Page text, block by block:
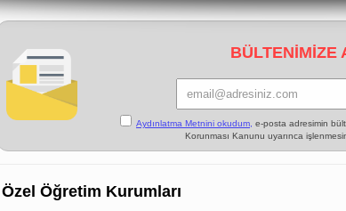
BÜLTENİMİZE
Aydınlatma Metnini okudum, e-posta adresimin
Korunması Kanunu uyarınca
Özel Öğretim Kurumları